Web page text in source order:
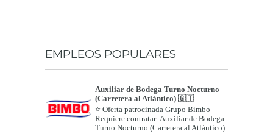
EMPLEOS POPULARES
Auxiliar de Bodega Turno Nocturno
(Carretera al Atlántico) 🇬🇹
⭐ Oferta patrocinada Grupo Bimbo
Requiere contratar: Auxiliar de Bodega
Turno Nocturno (Carretera al Atlántico)